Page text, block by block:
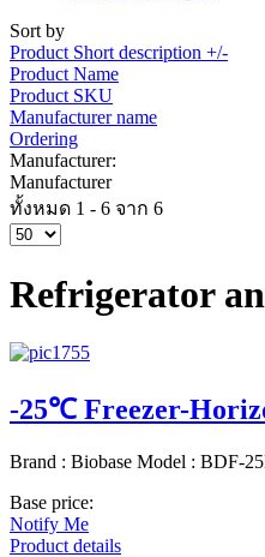
Sort by
Product Short description +/-
Product Name
Product SKU
Manufacturer name
Ordering
Manufacturer:
Manufacturer
ทั้งหมด 1 - 6 จาก 6
Refrigerator
-25℃ Freezer-
Brand : Biobase Model : BDF-
Base price:
Notify Me
Product details